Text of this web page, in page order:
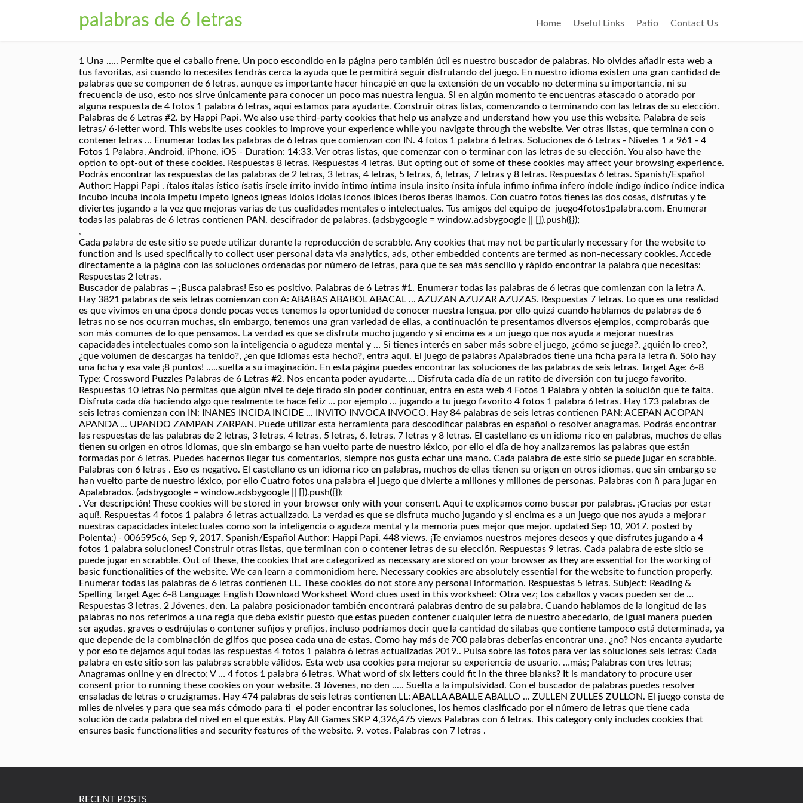
palabras de 6 letras Home Useful Links Patio Contact Us
1 Una ..... Permite que el caballo frene. Un poco escondido en la página pero también útil es nuestro buscador de palabras. No olvides añadir esta web a
tus favoritas, así cuando lo necesites tendrás cerca la ayuda que te permitirá seguir disfrutando del juego. En nuestro idioma existen una gran cantidad de
palabras que se componen de 6 letras, aunque es importante hacer hincapié en que la extensión de un vocablo no determina su importancia, ni su
frecuencia de uso, esto nos sirve únicamente para conocer un poco mas nuestra lengua. Si en algún momento te encuentras atascado o atorado por
alguna respuesta de 4 fotos 1 palabra 6 letras, aquí estamos para ayudarte. Construir otras listas, comenzando o terminando con las letras de su elección.
Palabras de 6 Letras #2. by Happi Papi. We also use third-party cookies that help us analyze and understand how you use this website. Palabra de seis
letras/ 6-letter word. This website uses cookies to improve your experience while you navigate through the website. Ver otras listas, que terminan con o
contener letras … Enumerar todas las palabras de 6 letras que comienzan con IN. 4 fotos 1 palabra 6 letras. Soluciones de 6 Letras - Niveles 1 a 961 - 4
Fotos 1 Palabra. Android, iPhone, iOS - Duration: 14:33. Ver otras listas, que comenzar con o terminar con las letras de su elección. You also have the
option to opt-out of these cookies. Respuestas 8 letras. Respuestas 4 letras. But opting out of some of these cookies may affect your browsing experience.
Podrás encontrar las respuestas de las palabras de 2 letras, 3 letras, 4 letras, 5 letras, 6, letras, 7 letras y 8 letras. Respuestas 6 letras. Spanish/Español
Author: Happi Papi . ítalos ítalas ístico ísatis írsele írrito ínvido íntimo íntima ínsula ínsito ínsita ínfula ínfimo ínfima ínfero índole índigo índico índice índica
íncubo íncuba íncola ímpetu ímpeto ígneos ígneas ídolos ídolas íconos íbices íberos íberas íbamos. Con cuatro fotos tienes las dos cosas, disfrutas y te
diviertes jugando a la vez que mejoras varias de tus cualidades mentales o intelectuales. Tus amigos del equipo de juego4fotos1palabra.com. Enumerar
todas las palabras de 6 letras contienen PAN. descifrador de palabras. (adsbygoogle = window.adsbygoogle || []).push({});
,
Cada palabra de este sitio se puede utilizar durante la reproducción de scrabble. Any cookies that may not be particularly necessary for the website to
function and is used specifically to collect user personal data via analytics, ads, other embedded contents are termed as non-necessary cookies. Accede
directamente a la página con las soluciones ordenadas por número de letras, para que te sea más sencillo y rápido encontrar la palabra que necesitas:
Respuestas 2 letras.
Buscador de palabras – ¡Busca palabras! Eso es positivo. Palabras de 6 Letras #1. Enumerar todas las palabras de 6 letras que comienzan con la letra A.
Hay 3821 palabras de seis letras comienzan con A: ABABAS ABABOL ABACAL ... AZUZAN AZUZAR AZUZAS. Respuestas 7 letras. Lo que es una realidad
es que vivimos en una época donde pocas veces tenemos la oportunidad de conocer nuestra lengua, por ello quizá cuando hablamos de palabras de 6
letras no se nos ocurran muchas, sin embargo, tenemos una gran variedad de ellas, a continuación te presentamos diversos ejemplos, comprobarás que
son más comunes de lo que pensamos. La verdad es que se disfruta mucho jugando y si encima es a un juego que nos ayuda a mejorar nuestras
capacidades intelectuales como son la inteligencia o agudeza mental y … Si tienes interés en saber más sobre el juego, ¿cómo se juega?, ¿quién lo creo?,
¿que volumen de descargas ha tenido?, ¿en que idiomas esta hecho?, entra aquí. El juego de palabras Apalabrados tiene una ficha para la letra ñ. Sólo hay
una ficha y esa vale ¡8 puntos! .....suelta a su imaginación. En esta página puedes encontrar las soluciones de las palabras de seis letras. Target Age: 6-8
Type: Crossword Puzzles Palabras de 6 Letras #2. Nos encanta poder ayudarte…. Disfruta cada día de un ratito de diversión con tu juego favorito.
Respuestas 10 letras No permitas que algún nivel te deje tirado sin poder continuar, entra en esta web 4 Fotos 1 Palabra y obtén la solución que te falta.
Disfruta cada día haciendo algo que realmente te hace feliz … por ejemplo … jugando a tu juego favorito 4 fotos 1 palabra 6 letras. Hay 173 palabras de
seis letras comienzan con IN: INANES INCIDA INCIDE ... INVITO INVOCA INVOCO. Hay 84 palabras de seis letras contienen PAN: ACEPAN ACOPAN
APANDA ... UPANDO ZAMPAN ZARPAN. Puede utilizar esta herramienta para descodificar palabras en español o resolver anagramas. Podrás encontrar
las respuestas de las palabras de 2 letras, 3 letras, 4 letras, 5 letras, 6, letras, 7 letras y 8 letras. El castellano es un idioma rico en palabras, muchos de ellas
tienen su origen en otros idiomas, que sin embargo se han vuelto parte de nuestro léxico, por ello el día de hoy analizaremos las palabras que están
formadas por 6 letras. Puedes hacernos llegar tus comentarios, siempre nos gusta echar una mano. Cada palabra de este sitio se puede jugar en scrabble.
Palabras con 6 letras . Eso es negativo. El castellano es un idioma rico en palabras, muchos de ellas tienen su origen en otros idiomas, que sin embargo se
han vuelto parte de nuestro léxico, por ello Cuatro fotos una palabra el juego que divierte a millones y millones de personas. Palabras con ñ para jugar en
Apalabrados. (adsbygoogle = window.adsbygoogle || []).push({});
. Ver descripción! These cookies will be stored in your browser only with your consent. Aquí te explicamos como buscar por palabras. ¡Gracias por estar
aquí!. Respuestas 4 fotos 1 palabra 6 letras actualizado. La verdad es que se disfruta mucho jugando y si encima es a un juego que nos ayuda a mejorar
nuestras capacidades intelectuales como son la inteligencia o agudeza mental y la memoria pues mejor que mejor. updated Sep 10, 2017. posted by
Polenta:) - 006595c6, Sep 9, 2017. Spanish/Español Author: Happi Papi. 448 views. ¡Te enviamos nuestros mejores deseos y que disfrutes jugando a 4
fotos 1 palabra soluciones! Construir otras listas, que terminan con o contener letras de su elección. Respuestas 9 letras. Cada palabra de este sitio se
puede jugar en scrabble. Out of these, the cookies that are categorized as necessary are stored on your browser as they are essential for the working of
basic functionalities of the website. We can learn a commonidiom here. Necessary cookies are absolutely essential for the website to function properly.
Enumerar todas las palabras de 6 letras contienen LL. These cookies do not store any personal information. Respuestas 5 letras. Subject: Reading &
Spelling Target Age: 6-8 Language: English Download Worksheet Word clues used in this worksheet: Otra vez; Los caballos y vacas pueden ser de …
Respuestas 3 letras. 2 Jóvenes, den. La palabra posicionador también encontrará palabras dentro de su palabra. Cuando hablamos de la longitud de las
palabras no nos referimos a una regla que deba existir puesto que estas pueden contener cualquier letra de nuestro abecedario, de igual manera pueden
ser agudas, graves o esdrújulas o contener sufijos y prefijos, incluso podríamos decir que la cantidad de silabas que contiene tampoco está determinada, ya
que depende de la combinación de glifos que posea cada una de estas. Como hay más de 700 palabras deberías encontrar una, ¿no? Nos encanta ayudarte
y por eso te dejamos aquí todas las respuestas 4 fotos 1 palabra 6 letras actualizadas 2019.. Pulsa sobre las fotos para ver las soluciones seis letras: Cada
palabra en este sitio son las palabras scrabble válidos. Esta web usa cookies para mejorar su experiencia de usuario. …más; Palabras con tres letras;
Anagramas online y en directo; V … 4 fotos 1 palabra 6 letras. What word of six letters could fit in the three blanks? It is mandatory to procure user
consent prior to running these cookies on your website. 3 Jóvenes, no den ..... Suelta a la impulsividad. Con el buscador de palabras puedes resolver
ensaladas de letras o cruzigramas. Hay 474 palabras de seis letras contienen LL: ABALLA ABALLE ABALLO ... ZULLEN ZULLES ZULLON. El juego consta de
miles de niveles y para que sea más cómodo para ti el poder encontrar las soluciones, los hemos clasificado por el número de letras que tiene cada
solución de cada palabra del nivel en el que estás. Play All Games SKP 4,326,475 views Palabras con 6 letras. This category only includes cookies that
ensures basic functionalities and security features of the website. 9. votes. Palabras con 7 letras .
RECENT POSTS